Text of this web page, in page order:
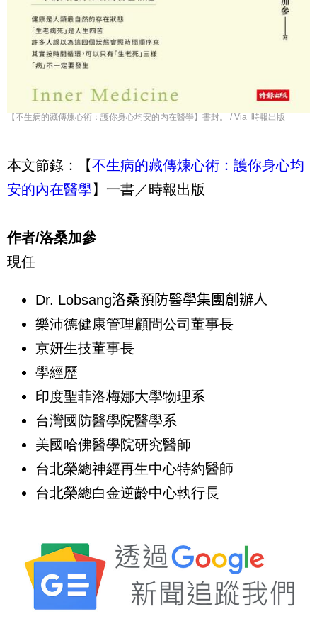
【不生病的藏傳煉心術：護你身心均安的內在醫學】書封。 / Via 時報出版
本文節錄：【不生病的藏傳煉心術：護你身心均
安的內在醫學】一書／時報出版
作者/洛桑加參
現任
Dr. Lobsang洛桑預防醫學集團創辦人
樂沛德健康管理顧問公司董事長
京妍生技董事長
學經歷
印度聖菲洛梅娜大學物理系
台灣國防醫學院醫學系
美國哈佛醫學院研究醫師
台北榮總神經再生中心特約醫師
台北榮總白金逆齡中心執行長